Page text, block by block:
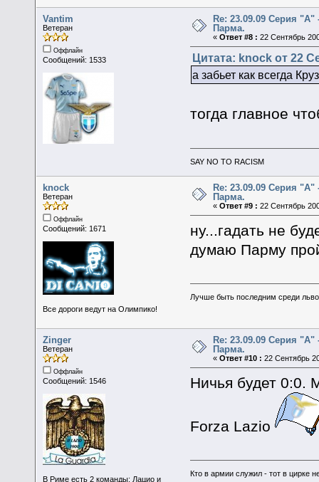
Vantim
Ветеран
Оффлайн
Сообщений: 1533
Re: 23.09.09 Серия
Парма.
«Ответ #8 : 22 Сентябрь
Цитата: knock от 22
а забьет как всегда
тогда главное
SAY NO TO RACISM
knock
Ветеран
Оффлайн
Сообщений: 1671
Все дороги ведут на Олимпико!
Re: 23.09.09 Серия
Парма.
«Ответ #9 : 22 Сентябрь
ну...гадать не
думаю Парму
Лучше быть последним среди
Zinger
Ветеран
Оффлайн
Сообщений: 1546
В Риме есть 2 команды: Лацио и
Re: 23.09.09 Серия
Парма.
«Ответ #10 : 22 Сентябрь
Ничья будет 0:0.
Forza Lazio
Кто в армии служил - тот в цирке